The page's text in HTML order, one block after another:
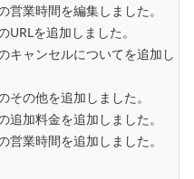
営業時間を編集しました。
URLを追加しました。
キャンセルについてを追加し
その他を追加しました。
追加料金を追加しました。
営業時間を追加しました。